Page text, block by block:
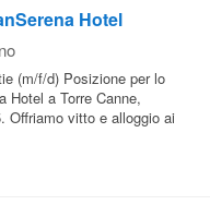
Hotel
(m/f/d) Posizione per lo
Hotel a Torre Canne,
Offriamo vitto e alloggio ai